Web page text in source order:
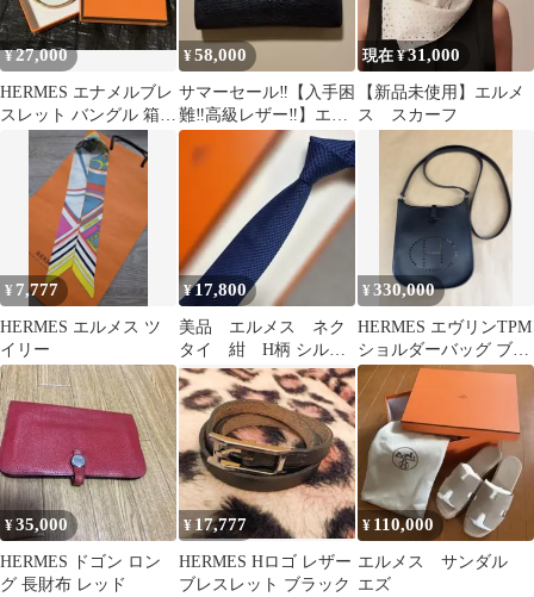
¥27,000
HERMES エナメルブレ
スレット バングル 箱付
¥58,000
サマーセール‼️【入手困
難‼️高級レザー‼️】エル
メス べアン 黒 長
財布 折財布
現在 ¥31,000
【新品未使用】エルメ
ス スカーフ
¥ 7,777
HERMES エルメス ツ
イリー
¥17,800
美品 エルメス ネク
タイ 紺 H柄 シルク
ジャガード
¥330,000
HERMES エヴリンTPM
ショルダーバッグ ブラ
ック
¥35,000
HERMES ドゴン ロン
グ 長財布 レッド
¥ 17,777
HERMES Hロゴ レザー
ブレスレット ブラック
¥ 110,000
エルメス サンダル
エズ